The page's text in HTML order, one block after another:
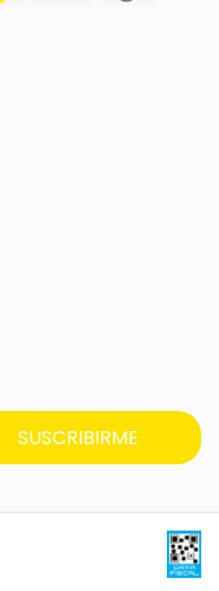
SUSCRIBIRME